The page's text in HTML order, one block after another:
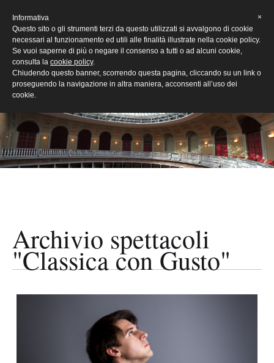
[Eng]
Archivio spettacoli
"Classica con Gusto"
×
Informativa
Questo sito o gli strumenti terzi da questo utilizzati si avvalgono di cookie
necessari al funzionamento ed utili alle finalità illustrate nella cookie policy.
Se vuoi saperne di più o negare il consenso a tutti o ad alcuni cookie,
consulta la cookie policy.
Chiudendo questo banner, scorrendo questa pagina, cliccando su un link o
proseguendo la navigazione in altra maniera, acconsenti all’uso dei
cookie.